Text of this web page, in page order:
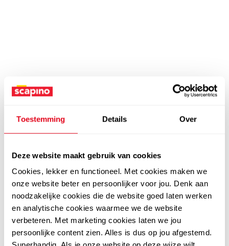
Toestemming Details Over
Deze website maakt gebruik van cookies
Cookies, lekker en functioneel. Met cookies maken we
onze website beter en persoonlijker voor jou. Denk aan
noodzakelijke cookies die de website goed laten werken
en analytische cookies waarmee we de website
verbeteren. Met marketing cookies laten we jou
persoonlijke content zien. Alles is dus op jou afgestemd.